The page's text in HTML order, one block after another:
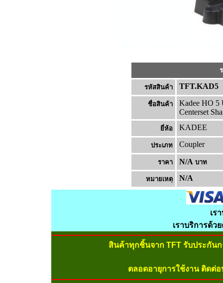
รหัสสินค้า TFT.KAD5
ชื่อสินค้า
Kadee HO 5
Centerset
ยี่ห้อ KADEE
ประเภท Coupler
ราคา N/A บาท
หมายเหต N/A
เร
เราบริการด้ว
สินค้าทุกชิ้นจาก TFT รับประกัน
ตลอดอายุการใช้งาน ติดต่